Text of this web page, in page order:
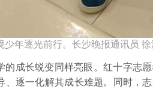
年逐光前行。长沙晚报通讯员
的成长蜕变同样亮眼。红十字志
、逐一化解其成长难题。同时，